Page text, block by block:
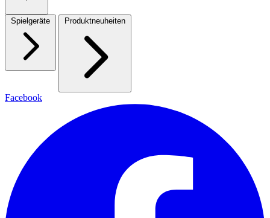
Spielgeräte Produktneuheiten
Facebook